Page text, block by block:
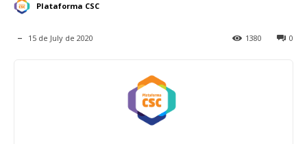
Plataforma CSC
15 de July de 2020 0
1380